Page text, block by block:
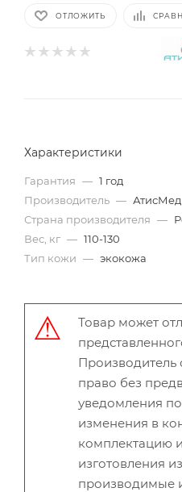
ОТЛОЖИТЬ
Характеристики
Гарантия — 1 год
Производитель — АтисМед
Страна производителя —
Вес, кг — 110-130
Тип кожи — экокожа
Товар может
Производитель
право без
уведомления
изменения в
комплектацию
изготовления
производимые